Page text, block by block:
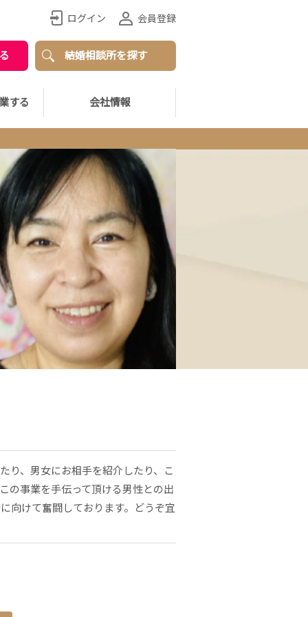
ログイン 会員登録
結婚相談所を探す
する 会社情報
り、男女にお相手を紹介したり、こ
の事業を手伝って頂ける男性との出
向けて奮闘しております。どうぞ宜